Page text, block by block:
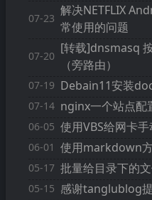
07-23
解决NETFLIX
常使用的问题
07-20
[转载]dnsmasq
（旁路由）
07-19 Debain11安装
07-14 nginx一个站点配
06-05 使用VBS给网卡
06-01 使用markdown
05-17 批量给目录下的
05-15 感谢tanglublog